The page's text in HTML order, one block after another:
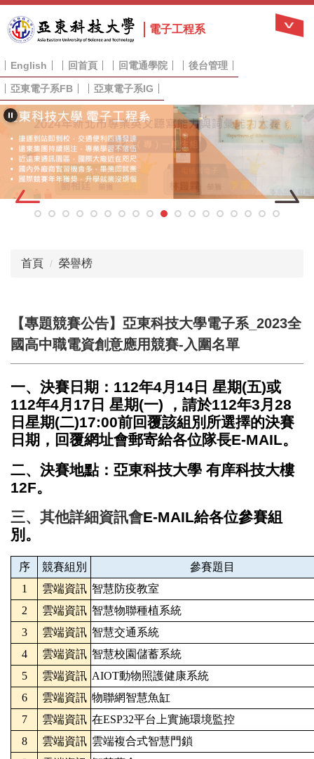
到
主
內
容
區
電子工程系
English 回首頁 回電通學院 後台管理
亞東電子系FB 亞東電子系IG
首頁 榮譽榜
【專題競賽公告】亞東科技大學電子系_2023全
國高中職電資創意應用競賽-入圍名單
一、決賽日期：112年4月14日 星期(五)或
112年4月17日 星期(一) ，請於112年3月28
日星期(二)17:00前回覆該組別所選擇的決賽
日期，回覆網址會郵寄給各位隊長E-MAIL。
二、決賽地點：亞東科技大學 有庠科技大樓
12F。
三、其他詳細資訊會E-MAIL給各位參賽組
別。
序 競賽組別
參賽題目
1
雲端資訊 智慧防疫教室
2
雲端資訊 智慧物聯種植系統
3
雲端資訊 智慧交通系統
4
雲端資訊 智慧校園儲蓄系統
5
雲端資訊 AIOT動物照護健康系統
6
雲端資訊 物聯網智慧魚缸
7
雲端資訊 在ESP32平台上實施環境監控
8
雲端資訊 雲端複合式智慧門鎖